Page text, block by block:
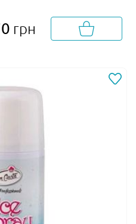
грн